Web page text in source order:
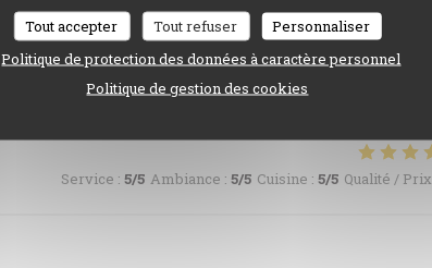
Tout accepter Tout refuser
Personnaliser
Politique de protection des données à caractère personnel
Politique de gestion des cookies
Service:5/5 Ambiance :5/5 Cuisine
Service : 5/5 Ambiance : 5/5 Cuisine : 5/5 Qualité / Prix